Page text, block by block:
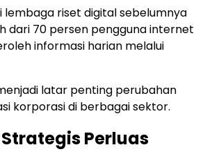
lembaga riset digital sebelumnya
dari 70 persen pengguna internet
informasi harian melalui
latar penting perubahan
korporasi di berbagai sektor.
Perluas